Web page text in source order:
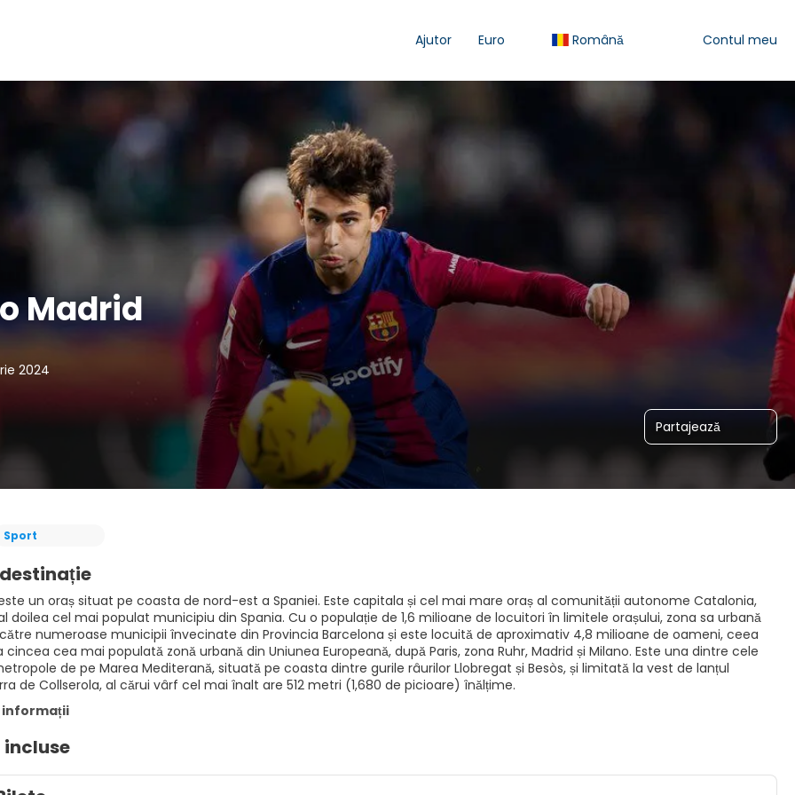
Ajutor Euro Română Contul meu
Madrid
2024
Partajează
Sport
un oraș situat pe coasta de nord-est a Spaniei. Este capitala și cel mai mare oraș al comunității autonome Catalonia,
doilea cel mai populat municipiu din Spania. Cu o populație de 1,6 milioane de locuitori în limitele orașului, zona sa urbană
numeroase municipii învecinate din Provincia Barcelona și este locuită de aproximativ 4,8 milioane de oameni, ceea
cea mai populată zonă urbană din Uniunea Europeană, după Paris, zona Ruhr, Madrid și Milano. Este una dintre cele
de pe Marea Mediterană, situată pe coasta dintre gurile râurilor Llobregat și Besòs, și limitată la vest de lanțul
de Collserola, al cărui vârf cel mai înalt are 512 metri (1,680 de picioare) înălțime.
informații